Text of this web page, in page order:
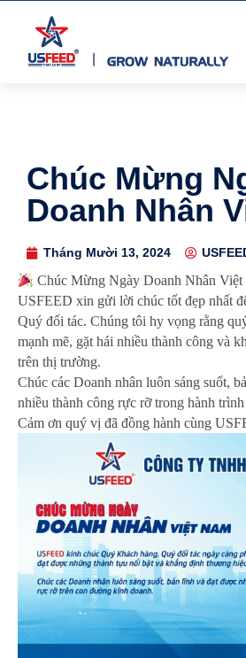
Chúc Mừng
Doanh Nhân
Tháng Mười 13, 2024
Chúc Mừng Ngày Doanh Nhân Việt
USFEED xin gửi lời chúc tốt đẹp nhất
Quý đối tác. Chúng tôi hy vọng rằng
mạnh mẽ, gặt hái nhiều thành công và
trên thị trường.
Chúc các Doanh nhân luôn sáng suốt,
nhiều thành công rực rỡ trong hành
Cảm ơn quý vị đã đồng hành cùng